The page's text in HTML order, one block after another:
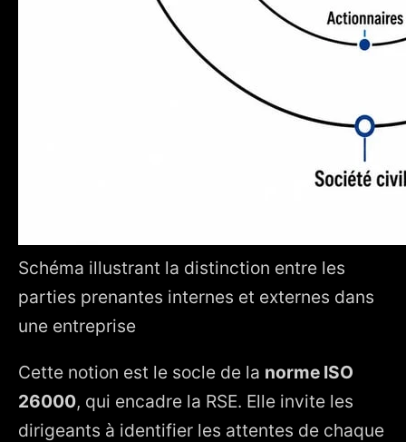
Schéma illustrant la distinction entre les
parties prenantes internes et externes dans
une entreprise
Cette notion est le socle de la norme ISO
26000, qui encadre la RSE. Elle invite les
dirigeants à identifier les attentes de chaque